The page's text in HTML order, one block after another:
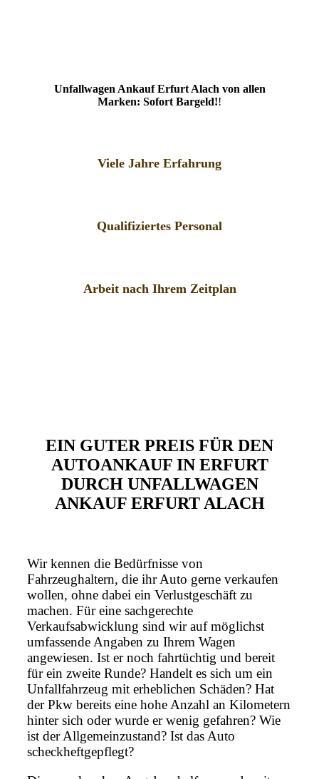
Unfallwagen Ankauf Erfurt Alach von allen
Marken: Sofort Bargeld!!
Viele Jahre Erfahrung
Qualifiziertes Personal
Arbeit nach Ihrem Zeitplan
EIN GUTER PREIS FÜR DEN
AUTOANKAUF IN ERFURT
DURCH UNFALLWAGEN
ANKAUF ERFURT ALACH
Wir kennen die Bedürfnisse von
Fahrzeughaltern, die ihr Auto gerne verkaufen
wollen, ohne dabei ein Verlustgeschäft zu
machen. Für eine sachgerechte
Verkaufsabwicklung sind wir auf möglichst
umfassende Angaben zu Ihrem Wagen
angewiesen. Ist er noch fahrtüchtig und bereit
für ein zweite Runde? Handelt es sich um ein
Unfallfahrzeug mit erheblichen Schäden? Hat
der Pkw bereits eine hohe Anzahl an Kilometern
hinter sich oder wurde er wenig gefahren? Wie
ist der Allgemeinzustand? Ist das Auto
scheckheftgepflegt?